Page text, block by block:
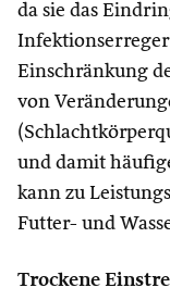
da sie das
Einschränkung
von
und damit
kann zu
Futter- und
Trockene